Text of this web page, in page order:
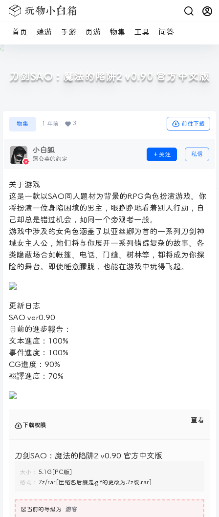
首页 端游 手游 页游 物集 工具 问答
刀剑SAO：魔法的陷阱2 v0.90 官方中文版
物集 1 年前 3 前往下载
小白狐
蒲公英的约定
关注 私信
关于游戏
这是一款以SAO同人题材为背景的RPG角色扮演游戏。你
将扮演一位身陷困境的男主，眼睁睁地看着别人行动，自
己却总是错过机会，如同一个旁观者一般。
游戏中涉及的女角色涵盖了以亚丝娜为首的一系列刀剑神
域女主人公，她们将与你展开一系列错综复杂的故事。各
类隐蔽场合如帐篷、电话、门缝、树林等，都将成为你探
险的舞台。即使睡意朦胧，也能在游戏中玩得飞起。
更新日志
SAO ver0.90
目前的進步報告：
文本進度：100%
事件進度：100%
CG進度：90%
翻譯進度：70%
下载权限
查看
刀剑SAO：魔法的陷阱2 v0.90 官方中文版
大小：
5.1G[PC版]
格式：
7z/rar[压缩包后缀是.gif的更改为.7z或.rar]
您当前的等级为 游客